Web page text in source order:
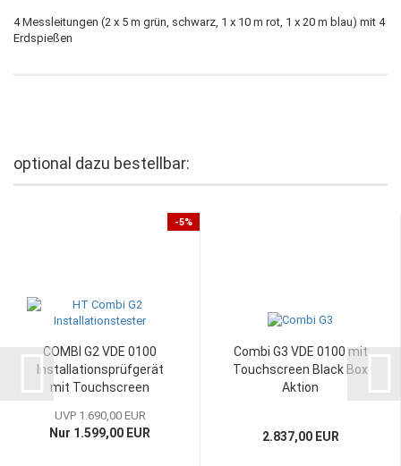
4 Messleitungen (2 x 5 m grün, schwarz, 1 x 10 m rot, 1 x 20 m blau) mit 4
Erdspießen
optional dazu bestellbar:
-5%
COMBI G2 VDE 0100
Installationsprüfgerät
mit Touchscreen
UVP 1.690,00 EUR
Nur 1.599,00 EUR
Combi G3 VDE 0100 mit
Touchscreen Black Box
Aktion
2.837,00 EUR